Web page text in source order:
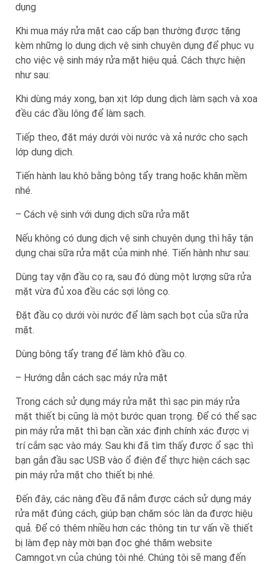
dụng
Khi mua máy rửa mặt cao cấp bạn thường được tặng
kèm những lọ dung dịch vệ sinh chuyên dụng để phục vụ
cho việc vệ sinh máy rửa mặt hiệu quả. Cách thực hiện
như sau:
Khi dùng máy xong, bạn xịt lớp dung dịch làm sạch và xoa
đều các đầu lông để làm sạch.
Tiếp theo, đặt máy dưới vòi nước và xả nước cho sạch
lớp dung dịch.
Tiến hành lau khô bằng bông tẩy trang hoặc khăn mềm
nhé.
– Cách vệ sinh với dung dịch sữa rửa mặt
Nếu không có dung dịch vệ sinh chuyên dụng thì hãy tận
dụng chai sữa rửa mặt của minh nhé. Tiến hành như sau:
Dùng tay vặn đầu cọ ra, sau đó dùng một lượng sữa rửa
mặt vừa đủ xoa đều các sợi lông cọ.
Đặt đầu cọ dưới vòi nước để làm sạch bọt của sữa rửa
mặt.
Dùng bông tẩy trang để làm khô đầu cọ.
– Hướng dẫn cách sạc máy rửa mặt
Trong cách sử dụng máy rửa mặt thì sạc pin máy rửa
mặt thiết bị cũng là một bước quan trọng. Để có thể sạc
pin máy rửa mặt thì bạn cần xác định chính xác được vị
trí cắm sạc vào máy. Sau khi đã tìm thấy được ổ sạc thì
bạn gắn đầu sạc USB vào ổ điện để thực hiện cách sạc
pin máy rửa mặt cho thiết bị nhé.
Đến đây, các nàng đều đã nắm được cách sử dụng máy
rửa mặt đúng cách, giúp bạn chăm sóc làn da được hiệu
quả. Để có thêm nhiều hơn các thông tin tư vấn về thiết
bị làm đẹp này mời bạn đọc ghé thăm website
Camngot.vn của chúng tôi nhé. Chúng tôi sẽ mang đến